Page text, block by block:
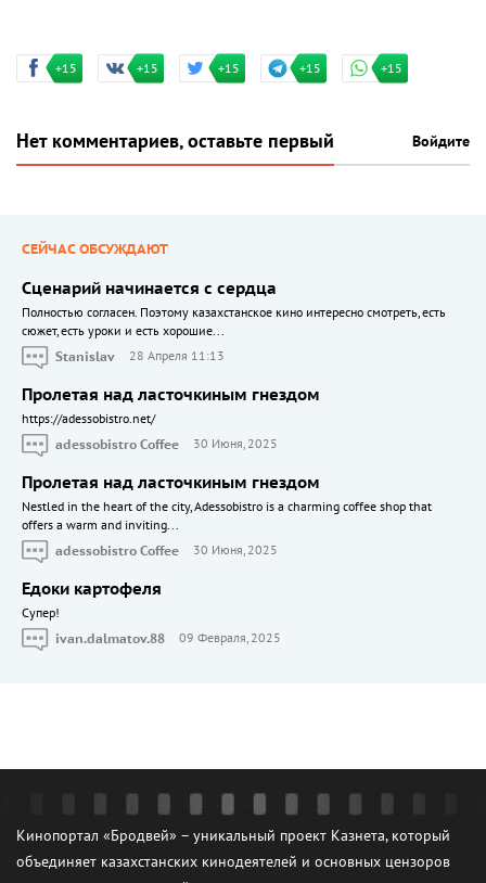
+15 +15 +15 +15 +15
Нет комментариев, оставьте первый Войдите
СЕЙЧАС ОБСУЖДАЮТ
Сценарий начинается с сердца
Полностью согласен. Поэтому казахстанское кино интересно смотреть, есть
сюжет, есть уроки и есть хорошие...
Stanislav
28 Апреля 11:13
Пролетая над ласточкиным гнездом
https://adessobistro.net/
adessobistro Coffee
30 Июня, 2025
Пролетая над ласточкиным гнездом
Nestled in the heart of the city, Adessobistro is a charming coffee shop that
offers a warm and inviting...
adessobistro Coffee
30 Июня, 2025
Едоки картофеля
Cупер!
ivan.dalmatov.88
09 Февраля, 2025
Кинопортал «Бродвей» – уникальный проект Казнета, который
объединяет казахстанских кинодеятелей и основных цензоров